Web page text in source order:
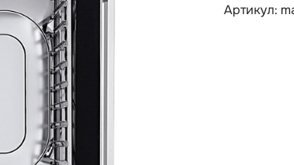
Артикул: